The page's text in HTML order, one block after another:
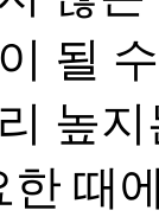
될
높
한 때